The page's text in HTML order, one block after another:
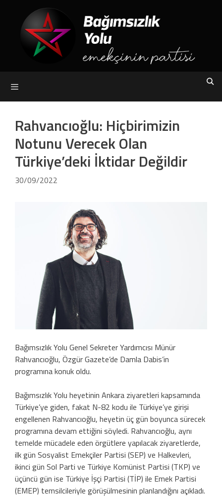
content
Rahvancıoğlu: Hiçbirimizin
Notunu Verecek Olan
Türkiye’deki İktidar Değildir
30/09/2022
Bağımsızlık Yolu Genel Sekreter Yardımcısı Münür
Rahvancıoğlu, Özgür Gazete’de Damla Dabis’in
programına konuk oldu.
Bağımsızlık Yolu heyetinin Ankara ziyaretleri kapsamında
Türkiye’ye giden, fakat N-82 kodu ile Türkiye’ye girişi
engellenen Rahvancıoğlu, heyetin üç gün boyunca sürecek
programına devam ettiğini söyledi. Rahvancıoğlu, aynı
temelde mücadele eden örgütlere yapılacak ziyaretlerde,
ilk gün Sosyalist Emekçiler Partisi (SEP) ve Halkevleri,
ikinci gün Sol Parti ve Türkiye Komünist Partisi (TKP) ve
üçüncü gün ise Türkiye İşçi Partisi (TİP) ile Emek Partisi
(EMEP) temsilcileriyle görüşülmesinin planlandığını açıkladı.